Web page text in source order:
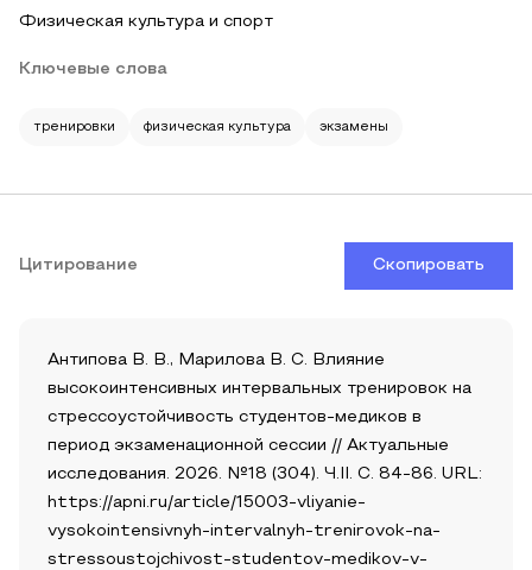
Физическая культура и спорт
Ключевые слова
тренировки физическая культура экзамены
Цитирование Скопировать
Антипова В. В., Марилова В. С. Влияние
высокоинтенсивных интервальных тренировок на
стрессоустойчивость студентов-медиков в
период экзаменационной сессии // Актуальные
исследования. 2026. №18 (304). Ч.II. С. 84-86. URL:
https://apni.ru/article/15003-vliyanie-
vysokointensivnyh-intervalnyh-trenirovok-na-
stressoustojchivost-studentov-medikov-v-